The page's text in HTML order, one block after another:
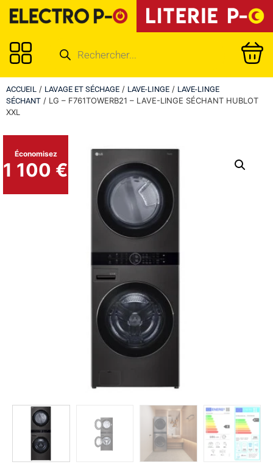
ACCUEIL / LAVAGE ET SÉCHAGE / LAVE-LINGE / LAVE-LINGE
SÉCHANT / LG – F761TOWERB21 – LAVE-LINGE SÉCHANT HUBLOT
XXL
Économisez
1 100 €